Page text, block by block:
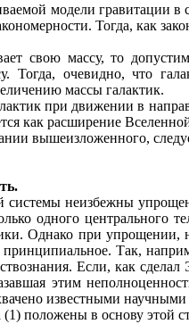
модели гравитации
Тогда, как
свою массу, то
Тогда, очевидно, что
массы галактик.
при движении в
как расширение
вышеизложенного,
неизбежны
одного центрального
Однако при упрощении,
Так,
Если, как
этим
известными
положены в основу этой